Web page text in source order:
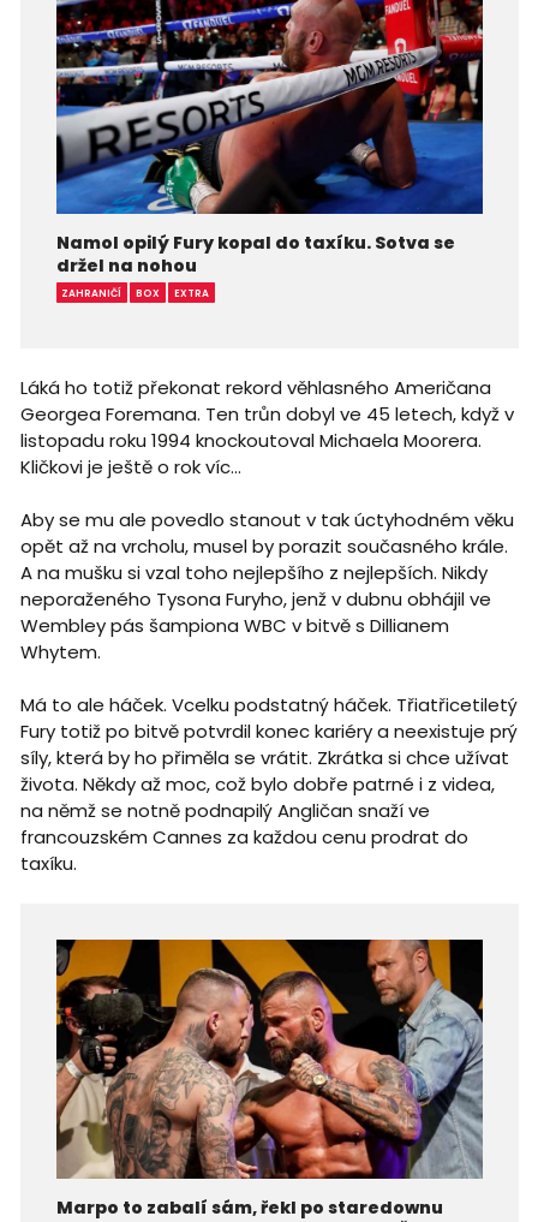
Namol opilý Fury kopal do taxíku. Sotva se
držel na nohou
ZAHRANIČÍ BOX EXTRA
Láká ho totiž překonat rekord věhlasného Američana
Georgea Foremana. Ten trůn dobyl ve 45 letech, když v
listopadu roku 1994 knockoutoval Michaela Moorera.
Kličkovi je ještě o rok víc…
Aby se mu ale povedlo stanout v tak úctyhodném věku
opět až na vrcholu, musel by porazit současného krále.
A na mušku si vzal toho nejlepšího z nejlepších. Nikdy
neporaženého Tysona Furyho, jenž v dubnu obhájil ve
Wembley pás šampiona WBC v bitvě s Dillianem
Whytem.
Má to ale háček. Vcelku podstatný háček. Třiatřicetiletý
Fury totiž po bitvě potvrdil konec kariéry a neexistuje prý
síly, která by ho přiměla se vrátit. Zkrátka si chce užívat
života. Někdy až moc, což bylo dobře patrné i z videa,
na němž se notně podnapilý Angličan snaží ve
francouzském Cannes za každou cenu prodrat do
taxíku.
Marpo to zabalí sám, řekl po staredownu